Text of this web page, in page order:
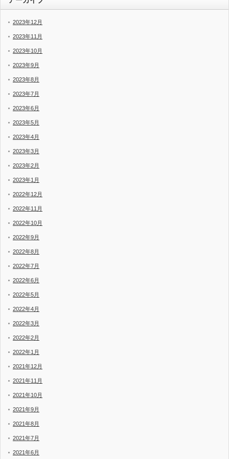
2023年12月
2023年11月
2023年10月
2023年9月
2023年8月
2023年7月
2023年6月
2023年5月
2023年4月
2023年3月
2023年2月
2023年1月
2022年12月
2022年11月
2022年10月
2022年9月
2022年8月
2022年7月
2022年6月
2022年5月
2022年4月
2022年3月
2022年2月
2022年1月
2021年12月
2021年11月
2021年10月
2021年9月
2021年8月
2021年7月
2021年6月